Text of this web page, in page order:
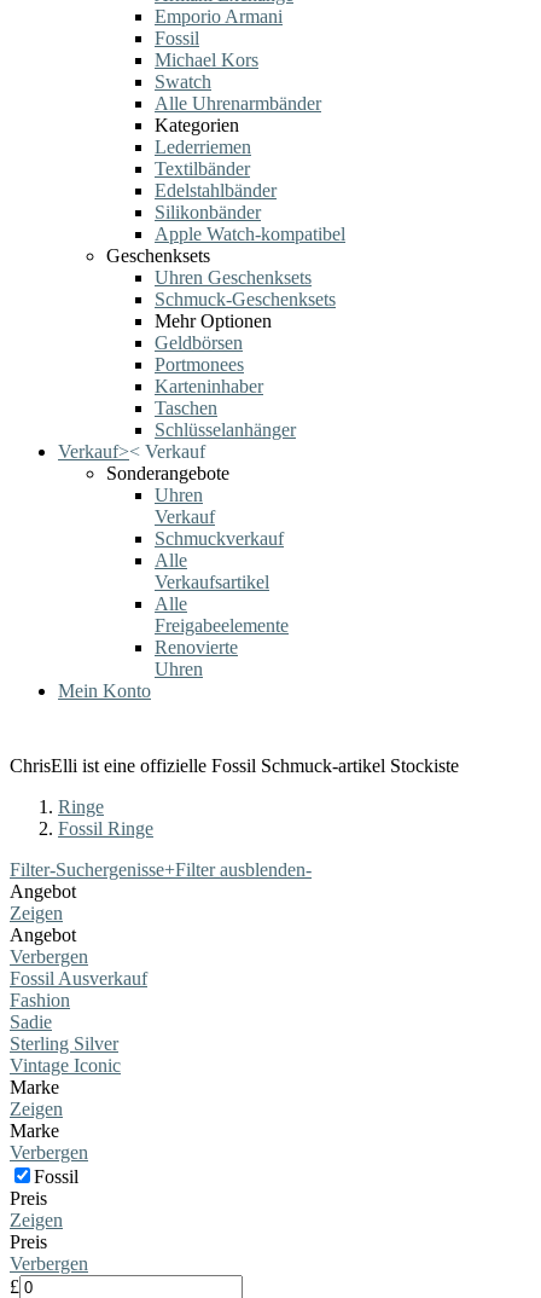
Emporio Armani
Fossil
Michael Kors
Swatch
Alle Uhrenarmbänder
Kategorien
Lederriemen
Textilbänder
Edelstahlbänder
Silikonbänder
Apple Watch-kompatibel
Geschenksets
Uhren Geschenksets
Schmuck-Geschenksets
Mehr Optionen
Geldbörsen
Portmonees
Karteninhaber
Taschen
Schlüsselanhänger
Verkauf>< Verkauf
Sonderangebote
Uhren
Verkauf
Schmuckverkauf
Alle
Verkaufsartikel
Alle
Freigabeelemente
Renovierte
Uhren
Mein Konto
ChrisElli ist eine offizielle Fossil Schmuck-artikel Stockiste
Ringe
Fossil Ringe
Filter-Suchergenisse+Filter ausblenden-
Angebot
Zeigen
Angebot
Verbergen
Fossil Ausverkauf
Fashion
Sadie
Sterling Silver
Vintage Iconic
Marke
Zeigen
Marke
Verbergen
Fossil
Preis
Zeigen
Preis
Verbergen
£